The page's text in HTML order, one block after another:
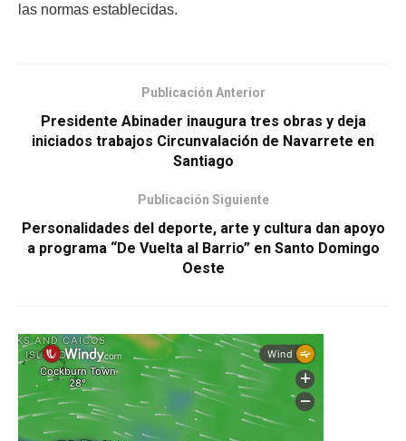
las normas establecidas.
Publicación Anterior
Presidente Abinader inaugura tres obras y deja
iniciados trabajos Circunvalación de Navarrete en
Santiago
Publicación Siguiente
Personalidades del deporte, arte y cultura dan apoyo
a programa “De Vuelta al Barrio” en Santo Domingo
Oeste